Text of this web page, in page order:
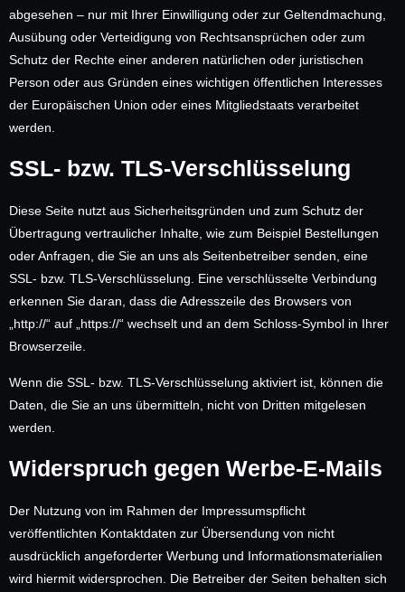
abgesehen – nur mit Ihrer Einwilligung oder zur Geltendmachung,
Ausübung oder Verteidigung von Rechtsansprüchen oder zum
Schutz der Rechte einer anderen natürlichen oder juristischen
Person oder aus Gründen eines wichtigen öffentlichen Interesses
der Europäischen Union oder eines Mitgliedstaats verarbeitet
werden.
SSL- bzw. TLS-Verschlüsselung
Diese Seite nutzt aus Sicherheitsgründen und zum Schutz der
Übertragung vertraulicher Inhalte, wie zum Beispiel Bestellungen
oder Anfragen, die Sie an uns als Seitenbetreiber senden, eine
SSL- bzw. TLS-Verschlüsselung. Eine verschlüsselte Verbindung
erkennen Sie daran, dass die Adresszeile des Browsers von
„http://“ auf „https://“ wechselt und an dem Schloss-Symbol in Ihrer
Browserzeile.
Wenn die SSL- bzw. TLS-Verschlüsselung aktiviert ist, können die
Daten, die Sie an uns übermitteln, nicht von Dritten mitgelesen
werden.
Widerspruch gegen Werbe-E-Mails
Der Nutzung von im Rahmen der Impressumspflicht
veröffentlichten Kontaktdaten zur Übersendung von nicht
ausdrücklich angeforderter Werbung und Informationsmaterialien
wird hiermit widersprochen. Die Betreiber der Seiten behalten sich